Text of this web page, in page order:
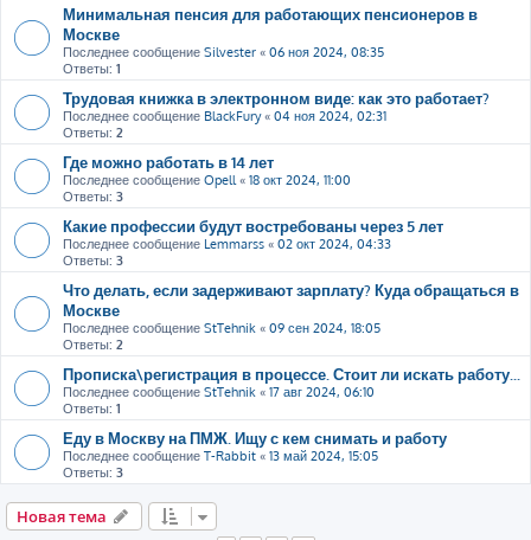
Минимальная пенсия для работающих пенсионеров в
Москве
Последнее сообщение Silvester « 06 ноя 2024, 08:35
Ответы: 1
Трудовая книжка в электронном виде: как это работает?
Последнее сообщение BlackFury« 04 ноя 2024, 02:31
Ответы: 2
Где можно работать в 14 лет
Последнее сообщение Opell« 18 окт 2024, 11:00
Ответы: 3
Какие профессии будут востребованы через 5 лет
Последнее сообщение Lemmarss « 02 окт 2024, 04:33
Ответы: 3
Что делать, если задерживают зарплату? Куда обращаться в
Москве
Последнее сообщение StTehnik « 09 сен 2024, 18:05
Ответы: 2
Прописка\регистрация в процессе. Стоит ли искать работу...
Последнее сообщение StTehnik « 17 авг 2024, 06:10
Ответы: 1
Еду в Москву на ПМЖ. Ищу с кем снимать и работу
Последнее сообщение T-Rabbit « 13 май 2024, 15:05
Ответы: 3
Новая тема